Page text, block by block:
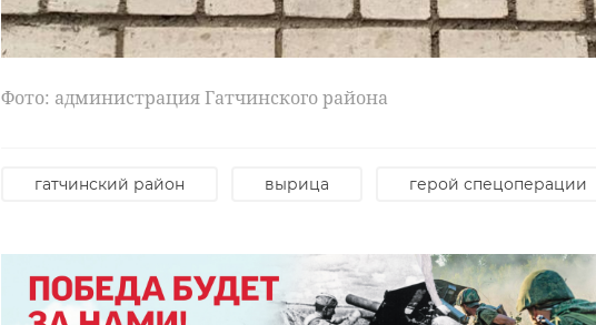
Фото: администрация Гатчинского района
гатчинский район вырица герой спецоперации
В Шушарах
водитель
Chevrolet Lacetti
стрелял по не у ...
Дуэт
петербуржцев
задержали за
жестокое
обращение с ...